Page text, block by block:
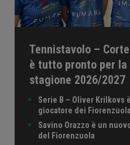
Tennistavolo –
è tutto pronto per la
stagione 2026/2027
Serie B – Oliver Krilkovs
giocatore dei
Savino Orazzo è un
del Fiorenzuola